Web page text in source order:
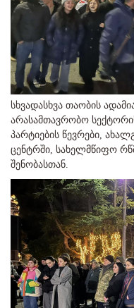
სხვადასხვა თაობის
არასამთავრობო
პარტიების წევრები,
ცენტრში, სახელმწიფო
შენობასთან.